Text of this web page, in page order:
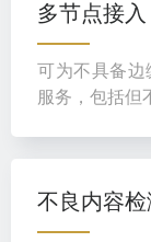
多节点接入
可为不具备边
服务，包括但
不良内容检